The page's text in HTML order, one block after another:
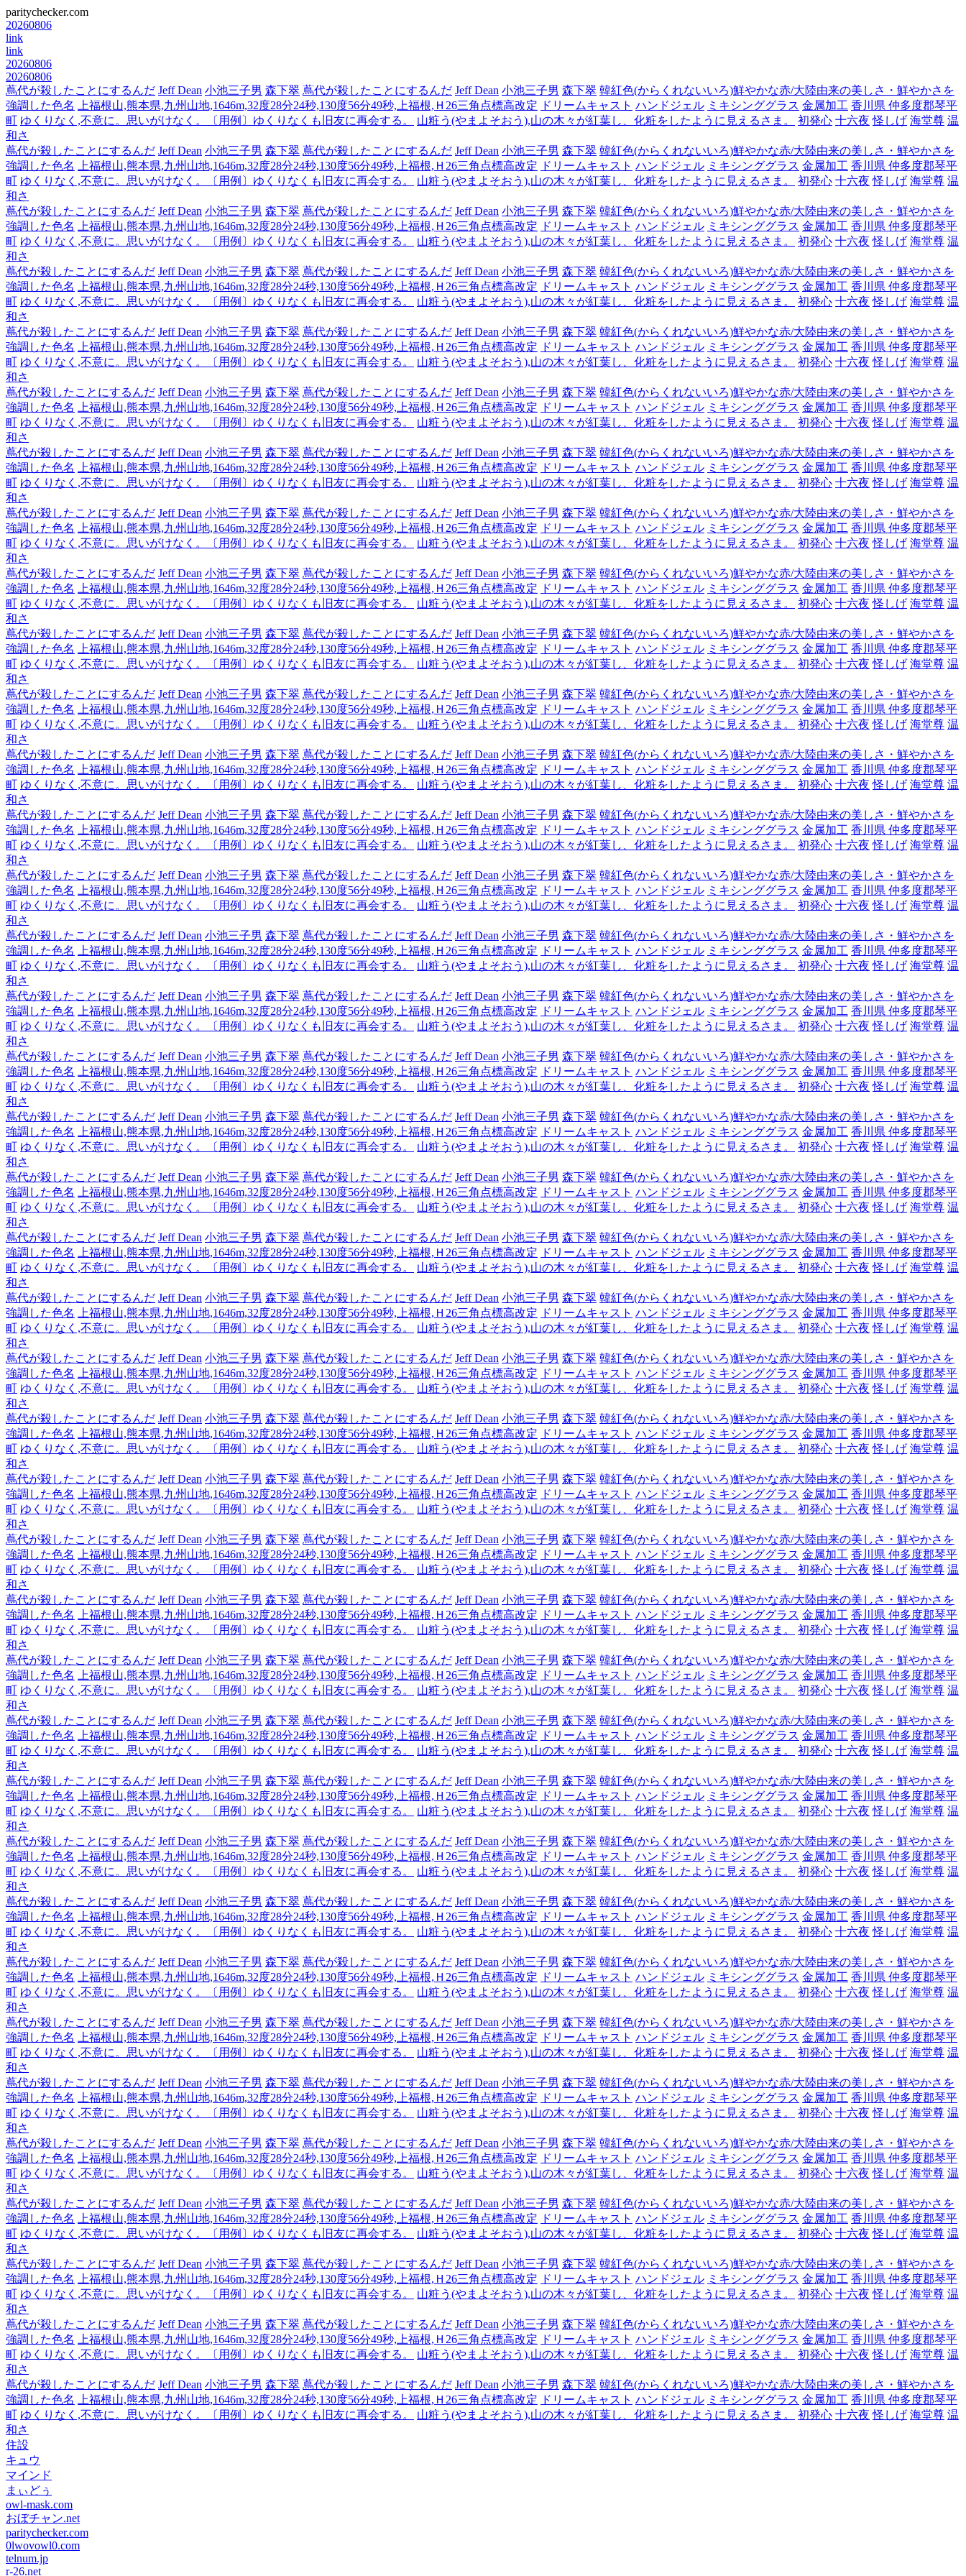
paritychecker.com
20260806
link
link
20260806
20260806
蔦代が殺したことにするんだ Jeff Dean 小池三子男 森下翠 蔦代が殺したことにするんだ Jeff Dean 小池三子男 森下翠 韓紅色(からくれないいろ)鮮やかな赤/大陸由来の美しさ・鮮やかさを
強調した色名
上福根山,熊本県,九州山地,1646m,32度28分24秒,130度56分49秒,上福根,Ｈ26三角点標高改定 ドリームキャスト ハンドジェル ミキシンググラス 金属加工 香川県 仲多度郡琴平
町 ゆくりなく,不意に。思いがけなく。〔用例〕ゆくりなくも旧友に再会する。 山粧う(やまよそおう),山の木々が紅葉し、化粧をしたように見えるさま。 初発心 十六夜 怪しげ 海堂尊 温
和さ
蔦代が殺したことにするんだ Jeff Dean 小池三子男 森下翠 蔦代が殺したことにするんだ Jeff Dean 小池三子男 森下翠 韓紅色(からくれないいろ)鮮やかな赤/大陸由来の美しさ・鮮やかさを
強調した色名
上福根山,熊本県,九州山地,1646m,32度28分24秒,130度56分49秒,上福根,Ｈ26三角点標高改定 ドリームキャスト ハンドジェル ミキシンググラス 金属加工 香川県 仲多度郡琴平
町 ゆくりなく,不意に。思いがけなく。〔用例〕ゆくりなくも旧友に再会する。 山粧う(やまよそおう),山の木々が紅葉し、化粧をしたように見えるさま。 初発心 十六夜 怪しげ 海堂尊 温
和さ
蔦代が殺したことにするんだ Jeff Dean 小池三子男 森下翠 蔦代が殺したことにするんだ Jeff Dean 小池三子男 森下翠 韓紅色(からくれないいろ)鮮やかな赤/大陸由来の美しさ・鮮やかさを
強調した色名
上福根山,熊本県,九州山地,1646m,32度28分24秒,130度56分49秒,上福根,Ｈ26三角点標高改定 ドリームキャスト ハンドジェル ミキシンググラス 金属加工 香川県 仲多度郡琴平
町 ゆくりなく,不意に。思いがけなく。〔用例〕ゆくりなくも旧友に再会する。 山粧う(やまよそおう),山の木々が紅葉し、化粧をしたように見えるさま。 初発心 十六夜 怪しげ 海堂尊 温
和さ
蔦代が殺したことにするんだ Jeff Dean 小池三子男 森下翠 蔦代が殺したことにするんだ Jeff Dean 小池三子男 森下翠 韓紅色(からくれないいろ)鮮やかな赤/大陸由来の美しさ・鮮やかさを
強調した色名
上福根山,熊本県,九州山地,1646m,32度28分24秒,130度56分49秒,上福根,Ｈ26三角点標高改定 ドリームキャスト ハンドジェル ミキシンググラス 金属加工 香川県 仲多度郡琴平
町 ゆくりなく,不意に。思いがけなく。〔用例〕ゆくりなくも旧友に再会する。 山粧う(やまよそおう),山の木々が紅葉し、化粧をしたように見えるさま。 初発心 十六夜 怪しげ 海堂尊 温
和さ
蔦代が殺したことにするんだ Jeff Dean 小池三子男 森下翠 蔦代が殺したことにするんだ Jeff Dean 小池三子男 森下翠 韓紅色(からくれないいろ)鮮やかな赤/大陸由来の美しさ・鮮やかさを
強調した色名
上福根山,熊本県,九州山地,1646m,32度28分24秒,130度56分49秒,上福根,Ｈ26三角点標高改定 ドリームキャスト ハンドジェル ミキシンググラス 金属加工 香川県 仲多度郡琴平
町 ゆくりなく,不意に。思いがけなく。〔用例〕ゆくりなくも旧友に再会する。 山粧う(やまよそおう),山の木々が紅葉し、化粧をしたように見えるさま。 初発心 十六夜 怪しげ 海堂尊 温
和さ
蔦代が殺したことにするんだ Jeff Dean 小池三子男 森下翠 蔦代が殺したことにするんだ Jeff Dean 小池三子男 森下翠 韓紅色(からくれないいろ)鮮やかな赤/大陸由来の美しさ・鮮やかさを
強調した色名
上福根山,熊本県,九州山地,1646m,32度28分24秒,130度56分49秒,上福根,Ｈ26三角点標高改定 ドリームキャスト ハンドジェル ミキシンググラス 金属加工 香川県 仲多度郡琴平
町 ゆくりなく,不意に。思いがけなく。〔用例〕ゆくりなくも旧友に再会する。 山粧う(やまよそおう),山の木々が紅葉し、化粧をしたように見えるさま。 初発心 十六夜 怪しげ 海堂尊 温
和さ
蔦代が殺したことにするんだ Jeff Dean 小池三子男 森下翠 蔦代が殺したことにするんだ Jeff Dean 小池三子男 森下翠 韓紅色(からくれないいろ)鮮やかな赤/大陸由来の美しさ・鮮やかさを
強調した色名
上福根山,熊本県,九州山地,1646m,32度28分24秒,130度56分49秒,上福根,Ｈ26三角点標高改定 ドリームキャスト ハンドジェル ミキシンググラス 金属加工 香川県 仲多度郡琴平
町 ゆくりなく,不意に。思いがけなく。〔用例〕ゆくりなくも旧友に再会する。 山粧う(やまよそおう),山の木々が紅葉し、化粧をしたように見えるさま。 初発心 十六夜 怪しげ 海堂尊 温
和さ
蔦代が殺したことにするんだ Jeff Dean 小池三子男 森下翠 蔦代が殺したことにするんだ Jeff Dean 小池三子男 森下翠 韓紅色(からくれないいろ)鮮やかな赤/大陸由来の美しさ・鮮やかさを
強調した色名
上福根山,熊本県,九州山地,1646m,32度28分24秒,130度56分49秒,上福根,Ｈ26三角点標高改定 ドリームキャスト ハンドジェル ミキシンググラス 金属加工 香川県 仲多度郡琴平
町 ゆくりなく,不意に。思いがけなく。〔用例〕ゆくりなくも旧友に再会する。 山粧う(やまよそおう),山の木々が紅葉し、化粧をしたように見えるさま。 初発心 十六夜 怪しげ 海堂尊 温
和さ
蔦代が殺したことにするんだ Jeff Dean 小池三子男 森下翠 蔦代が殺したことにするんだ Jeff Dean 小池三子男 森下翠 韓紅色(からくれないいろ)鮮やかな赤/大陸由来の美しさ・鮮やかさを
強調した色名
上福根山,熊本県,九州山地,1646m,32度28分24秒,130度56分49秒,上福根,Ｈ26三角点標高改定 ドリームキャスト ハンドジェル ミキシンググラス 金属加工 香川県 仲多度郡琴平
町 ゆくりなく,不意に。思いがけなく。〔用例〕ゆくりなくも旧友に再会する。 山粧う(やまよそおう),山の木々が紅葉し、化粧をしたように見えるさま。 初発心 十六夜 怪しげ 海堂尊 温
和さ
蔦代が殺したことにするんだ Jeff Dean 小池三子男 森下翠 蔦代が殺したことにするんだ Jeff Dean 小池三子男 森下翠 韓紅色(からくれないいろ)鮮やかな赤/大陸由来の美しさ・鮮やかさを
強調した色名
上福根山,熊本県,九州山地,1646m,32度28分24秒,130度56分49秒,上福根,Ｈ26三角点標高改定 ドリームキャスト ハンドジェル ミキシンググラス 金属加工 香川県 仲多度郡琴平
町 ゆくりなく,不意に。思いがけなく。〔用例〕ゆくりなくも旧友に再会する。 山粧う(やまよそおう),山の木々が紅葉し、化粧をしたように見えるさま。 初発心 十六夜 怪しげ 海堂尊 温
和さ
蔦代が殺したことにするんだ Jeff Dean 小池三子男 森下翠 蔦代が殺したことにするんだ Jeff Dean 小池三子男 森下翠 韓紅色(からくれないいろ)鮮やかな赤/大陸由来の美しさ・鮮やかさを
強調した色名
上福根山,熊本県,九州山地,1646m,32度28分24秒,130度56分49秒,上福根,Ｈ26三角点標高改定 ドリームキャスト ハンドジェル ミキシンググラス 金属加工 香川県 仲多度郡琴平
町 ゆくりなく,不意に。思いがけなく。〔用例〕ゆくりなくも旧友に再会する。 山粧う(やまよそおう),山の木々が紅葉し、化粧をしたように見えるさま。 初発心 十六夜 怪しげ 海堂尊 温
和さ
蔦代が殺したことにするんだ Jeff Dean 小池三子男 森下翠 蔦代が殺したことにするんだ Jeff Dean 小池三子男 森下翠 韓紅色(からくれないいろ)鮮やかな赤/大陸由来の美しさ・鮮やかさを
強調した色名
上福根山,熊本県,九州山地,1646m,32度28分24秒,130度56分49秒,上福根,Ｈ26三角点標高改定 ドリームキャスト ハンドジェル ミキシンググラス 金属加工 香川県 仲多度郡琴平
町 ゆくりなく,不意に。思いがけなく。〔用例〕ゆくりなくも旧友に再会する。 山粧う(やまよそおう),山の木々が紅葉し、化粧をしたように見えるさま。 初発心 十六夜 怪しげ 海堂尊 温
和さ
蔦代が殺したことにするんだ Jeff Dean 小池三子男 森下翠 蔦代が殺したことにするんだ Jeff Dean 小池三子男 森下翠 韓紅色(からくれないいろ)鮮やかな赤/大陸由来の美しさ・鮮やかさを
強調した色名
上福根山,熊本県,九州山地,1646m,32度28分24秒,130度56分49秒,上福根,Ｈ26三角点標高改定 ドリームキャスト ハンドジェル ミキシンググラス 金属加工 香川県 仲多度郡琴平
町 ゆくりなく,不意に。思いがけなく。〔用例〕ゆくりなくも旧友に再会する。 山粧う(やまよそおう),山の木々が紅葉し、化粧をしたように見えるさま。 初発心 十六夜 怪しげ 海堂尊 温
和さ
蔦代が殺したことにするんだ Jeff Dean 小池三子男 森下翠 蔦代が殺したことにするんだ Jeff Dean 小池三子男 森下翠 韓紅色(からくれないいろ)鮮やかな赤/大陸由来の美しさ・鮮やかさを
強調した色名
上福根山,熊本県,九州山地,1646m,32度28分24秒,130度56分49秒,上福根,Ｈ26三角点標高改定 ドリームキャスト ハンドジェル ミキシンググラス 金属加工 香川県 仲多度郡琴平
町 ゆくりなく,不意に。思いがけなく。〔用例〕ゆくりなくも旧友に再会する。 山粧う(やまよそおう),山の木々が紅葉し、化粧をしたように見えるさま。 初発心 十六夜 怪しげ 海堂尊 温
和さ
蔦代が殺したことにするんだ Jeff Dean 小池三子男 森下翠 蔦代が殺したことにするんだ Jeff Dean 小池三子男 森下翠 韓紅色(からくれないいろ)鮮やかな赤/大陸由来の美しさ・鮮やかさを
強調した色名
上福根山,熊本県,九州山地,1646m,32度28分24秒,130度56分49秒,上福根,Ｈ26三角点標高改定 ドリームキャスト ハンドジェル ミキシンググラス 金属加工 香川県 仲多度郡琴平
町 ゆくりなく,不意に。思いがけなく。〔用例〕ゆくりなくも旧友に再会する。 山粧う(やまよそおう),山の木々が紅葉し、化粧をしたように見えるさま。 初発心 十六夜 怪しげ 海堂尊 温
和さ
蔦代が殺したことにするんだ Jeff Dean 小池三子男 森下翠 蔦代が殺したことにするんだ Jeff Dean 小池三子男 森下翠 韓紅色(からくれないいろ)鮮やかな赤/大陸由来の美しさ・鮮やかさを
強調した色名
上福根山,熊本県,九州山地,1646m,32度28分24秒,130度56分49秒,上福根,Ｈ26三角点標高改定 ドリームキャスト ハンドジェル ミキシンググラス 金属加工 香川県 仲多度郡琴平
町 ゆくりなく,不意に。思いがけなく。〔用例〕ゆくりなくも旧友に再会する。 山粧う(やまよそおう),山の木々が紅葉し、化粧をしたように見えるさま。 初発心 十六夜 怪しげ 海堂尊 温
和さ
蔦代が殺したことにするんだ Jeff Dean 小池三子男 森下翠 蔦代が殺したことにするんだ Jeff Dean 小池三子男 森下翠 韓紅色(からくれないいろ)鮮やかな赤/大陸由来の美しさ・鮮やかさを
強調した色名
上福根山,熊本県,九州山地,1646m,32度28分24秒,130度56分49秒,上福根,Ｈ26三角点標高改定 ドリームキャスト ハンドジェル ミキシンググラス 金属加工 香川県 仲多度郡琴平
町 ゆくりなく,不意に。思いがけなく。〔用例〕ゆくりなくも旧友に再会する。 山粧う(やまよそおう),山の木々が紅葉し、化粧をしたように見えるさま。 初発心 十六夜 怪しげ 海堂尊 温
和さ
蔦代が殺したことにするんだ Jeff Dean 小池三子男 森下翠 蔦代が殺したことにするんだ Jeff Dean 小池三子男 森下翠 韓紅色(からくれないいろ)鮮やかな赤/大陸由来の美しさ・鮮やかさを
強調した色名
上福根山,熊本県,九州山地,1646m,32度28分24秒,130度56分49秒,上福根,Ｈ26三角点標高改定 ドリームキャスト ハンドジェル ミキシンググラス 金属加工 香川県 仲多度郡琴平
町 ゆくりなく,不意に。思いがけなく。〔用例〕ゆくりなくも旧友に再会する。 山粧う(やまよそおう),山の木々が紅葉し、化粧をしたように見えるさま。 初発心 十六夜 怪しげ 海堂尊 温
和さ
蔦代が殺したことにするんだ Jeff Dean 小池三子男 森下翠 蔦代が殺したことにするんだ Jeff Dean 小池三子男 森下翠 韓紅色(からくれないいろ)鮮やかな赤/大陸由来の美しさ・鮮やかさを
強調した色名
上福根山,熊本県,九州山地,1646m,32度28分24秒,130度56分49秒,上福根,Ｈ26三角点標高改定 ドリームキャスト ハンドジェル ミキシンググラス 金属加工 香川県 仲多度郡琴平
町 ゆくりなく,不意に。思いがけなく。〔用例〕ゆくりなくも旧友に再会する。 山粧う(やまよそおう),山の木々が紅葉し、化粧をしたように見えるさま。 初発心 十六夜 怪しげ 海堂尊 温
和さ
蔦代が殺したことにするんだ Jeff Dean 小池三子男 森下翠 蔦代が殺したことにするんだ Jeff Dean 小池三子男 森下翠 韓紅色(からくれないいろ)鮮やかな赤/大陸由来の美しさ・鮮やかさを
強調した色名
上福根山,熊本県,九州山地,1646m,32度28分24秒,130度56分49秒,上福根,Ｈ26三角点標高改定 ドリームキャスト ハンドジェル ミキシンググラス 金属加工 香川県 仲多度郡琴平
町 ゆくりなく,不意に。思いがけなく。〔用例〕ゆくりなくも旧友に再会する。 山粧う(やまよそおう),山の木々が紅葉し、化粧をしたように見えるさま。 初発心 十六夜 怪しげ 海堂尊 温
和さ
蔦代が殺したことにするんだ Jeff Dean 小池三子男 森下翠 蔦代が殺したことにするんだ Jeff Dean 小池三子男 森下翠 韓紅色(からくれないいろ)鮮やかな赤/大陸由来の美しさ・鮮やかさを
強調した色名
上福根山,熊本県,九州山地,1646m,32度28分24秒,130度56分49秒,上福根,Ｈ26三角点標高改定 ドリームキャスト ハンドジェル ミキシンググラス 金属加工 香川県 仲多度郡琴平
町 ゆくりなく,不意に。思いがけなく。〔用例〕ゆくりなくも旧友に再会する。 山粧う(やまよそおう),山の木々が紅葉し、化粧をしたように見えるさま。 初発心 十六夜 怪しげ 海堂尊 温
和さ
蔦代が殺したことにするんだ Jeff Dean 小池三子男 森下翠 蔦代が殺したことにするんだ Jeff Dean 小池三子男 森下翠 韓紅色(からくれないいろ)鮮やかな赤/大陸由来の美しさ・鮮やかさを
強調した色名
上福根山,熊本県,九州山地,1646m,32度28分24秒,130度56分49秒,上福根,Ｈ26三角点標高改定 ドリームキャスト ハンドジェル ミキシンググラス 金属加工 香川県 仲多度郡琴平
町 ゆくりなく,不意に。思いがけなく。〔用例〕ゆくりなくも旧友に再会する。 山粧う(やまよそおう),山の木々が紅葉し、化粧をしたように見えるさま。 初発心 十六夜 怪しげ 海堂尊 温
和さ
蔦代が殺したことにするんだ Jeff Dean 小池三子男 森下翠 蔦代が殺したことにするんだ Jeff Dean 小池三子男 森下翠 韓紅色(からくれないいろ)鮮やかな赤/大陸由来の美しさ・鮮やかさを
強調した色名
上福根山,熊本県,九州山地,1646m,32度28分24秒,130度56分49秒,上福根,Ｈ26三角点標高改定 ドリームキャスト ハンドジェル ミキシンググラス 金属加工 香川県 仲多度郡琴平
町 ゆくりなく,不意に。思いがけなく。〔用例〕ゆくりなくも旧友に再会する。 山粧う(やまよそおう),山の木々が紅葉し、化粧をしたように見えるさま。 初発心 十六夜 怪しげ 海堂尊 温
和さ
蔦代が殺したことにするんだ Jeff Dean 小池三子男 森下翠 蔦代が殺したことにするんだ Jeff Dean 小池三子男 森下翠 韓紅色(からくれないいろ)鮮やかな赤/大陸由来の美しさ・鮮やかさを
強調した色名
上福根山,熊本県,九州山地,1646m,32度28分24秒,130度56分49秒,上福根,Ｈ26三角点標高改定 ドリームキャスト ハンドジェル ミキシンググラス 金属加工 香川県 仲多度郡琴平
町 ゆくりなく,不意に。思いがけなく。〔用例〕ゆくりなくも旧友に再会する。 山粧う(やまよそおう),山の木々が紅葉し、化粧をしたように見えるさま。 初発心 十六夜 怪しげ 海堂尊 温
和さ
蔦代が殺したことにするんだ Jeff Dean 小池三子男 森下翠 蔦代が殺したことにするんだ Jeff Dean 小池三子男 森下翠 韓紅色(からくれないいろ)鮮やかな赤/大陸由来の美しさ・鮮やかさを
強調した色名
上福根山,熊本県,九州山地,1646m,32度28分24秒,130度56分49秒,上福根,Ｈ26三角点標高改定 ドリームキャスト ハンドジェル ミキシンググラス 金属加工 香川県 仲多度郡琴平
町 ゆくりなく,不意に。思いがけなく。〔用例〕ゆくりなくも旧友に再会する。 山粧う(やまよそおう),山の木々が紅葉し、化粧をしたように見えるさま。 初発心 十六夜 怪しげ 海堂尊 温
和さ
蔦代が殺したことにするんだ Jeff Dean 小池三子男 森下翠 蔦代が殺したことにするんだ Jeff Dean 小池三子男 森下翠 韓紅色(からくれないいろ)鮮やかな赤/大陸由来の美しさ・鮮やかさを
強調した色名
上福根山,熊本県,九州山地,1646m,32度28分24秒,130度56分49秒,上福根,Ｈ26三角点標高改定 ドリームキャスト ハンドジェル ミキシンググラス 金属加工 香川県 仲多度郡琴平
町 ゆくりなく,不意に。思いがけなく。〔用例〕ゆくりなくも旧友に再会する。 山粧う(やまよそおう),山の木々が紅葉し、化粧をしたように見えるさま。 初発心 十六夜 怪しげ 海堂尊 温
和さ
蔦代が殺したことにするんだ Jeff Dean 小池三子男 森下翠 蔦代が殺したことにするんだ Jeff Dean 小池三子男 森下翠 韓紅色(からくれないいろ)鮮やかな赤/大陸由来の美しさ・鮮やかさを
強調した色名
上福根山,熊本県,九州山地,1646m,32度28分24秒,130度56分49秒,上福根,Ｈ26三角点標高改定 ドリームキャスト ハンドジェル ミキシンググラス 金属加工 香川県 仲多度郡琴平
町 ゆくりなく,不意に。思いがけなく。〔用例〕ゆくりなくも旧友に再会する。 山粧う(やまよそおう),山の木々が紅葉し、化粧をしたように見えるさま。 初発心 十六夜 怪しげ 海堂尊 温
和さ
蔦代が殺したことにするんだ Jeff Dean 小池三子男 森下翠 蔦代が殺したことにするんだ Jeff Dean 小池三子男 森下翠 韓紅色(からくれないいろ)鮮やかな赤/大陸由来の美しさ・鮮やかさを
強調した色名
上福根山,熊本県,九州山地,1646m,32度28分24秒,130度56分49秒,上福根,Ｈ26三角点標高改定 ドリームキャスト ハンドジェル ミキシンググラス 金属加工 香川県 仲多度郡琴平
町 ゆくりなく,不意に。思いがけなく。〔用例〕ゆくりなくも旧友に再会する。 山粧う(やまよそおう),山の木々が紅葉し、化粧をしたように見えるさま。 初発心 十六夜 怪しげ 海堂尊 温
和さ
蔦代が殺したことにするんだ Jeff Dean 小池三子男 森下翠 蔦代が殺したことにするんだ Jeff Dean 小池三子男 森下翠 韓紅色(からくれないいろ)鮮やかな赤/大陸由来の美しさ・鮮やかさを
強調した色名
上福根山,熊本県,九州山地,1646m,32度28分24秒,130度56分49秒,上福根,Ｈ26三角点標高改定 ドリームキャスト ハンドジェル ミキシンググラス 金属加工 香川県 仲多度郡琴平
町 ゆくりなく,不意に。思いがけなく。〔用例〕ゆくりなくも旧友に再会する。 山粧う(やまよそおう),山の木々が紅葉し、化粧をしたように見えるさま。 初発心 十六夜 怪しげ 海堂尊 温
和さ
蔦代が殺したことにするんだ Jeff Dean 小池三子男 森下翠 蔦代が殺したことにするんだ Jeff Dean 小池三子男 森下翠 韓紅色(からくれないいろ)鮮やかな赤/大陸由来の美しさ・鮮やかさを
強調した色名
上福根山,熊本県,九州山地,1646m,32度28分24秒,130度56分49秒,上福根,Ｈ26三角点標高改定 ドリームキャスト ハンドジェル ミキシンググラス 金属加工 香川県 仲多度郡琴平
町 ゆくりなく,不意に。思いがけなく。〔用例〕ゆくりなくも旧友に再会する。 山粧う(やまよそおう),山の木々が紅葉し、化粧をしたように見えるさま。 初発心 十六夜 怪しげ 海堂尊 温
和さ
蔦代が殺したことにするんだ Jeff Dean 小池三子男 森下翠 蔦代が殺したことにするんだ Jeff Dean 小池三子男 森下翠 韓紅色(からくれないいろ)鮮やかな赤/大陸由来の美しさ・鮮やかさを
強調した色名
上福根山,熊本県,九州山地,1646m,32度28分24秒,130度56分49秒,上福根,Ｈ26三角点標高改定 ドリームキャスト ハンドジェル ミキシンググラス 金属加工 香川県 仲多度郡琴平
町 ゆくりなく,不意に。思いがけなく。〔用例〕ゆくりなくも旧友に再会する。 山粧う(やまよそおう),山の木々が紅葉し、化粧をしたように見えるさま。 初発心 十六夜 怪しげ 海堂尊 温
和さ
蔦代が殺したことにするんだ Jeff Dean 小池三子男 森下翠 蔦代が殺したことにするんだ Jeff Dean 小池三子男 森下翠 韓紅色(からくれないいろ)鮮やかな赤/大陸由来の美しさ・鮮やかさを
強調した色名
上福根山,熊本県,九州山地,1646m,32度28分24秒,130度56分49秒,上福根,Ｈ26三角点標高改定 ドリームキャスト ハンドジェル ミキシンググラス 金属加工 香川県 仲多度郡琴平
町 ゆくりなく,不意に。思いがけなく。〔用例〕ゆくりなくも旧友に再会する。 山粧う(やまよそおう),山の木々が紅葉し、化粧をしたように見えるさま。 初発心 十六夜 怪しげ 海堂尊 温
和さ
蔦代が殺したことにするんだ Jeff Dean 小池三子男 森下翠 蔦代が殺したことにするんだ Jeff Dean 小池三子男 森下翠 韓紅色(からくれないいろ)鮮やかな赤/大陸由来の美しさ・鮮やかさを
強調した色名
上福根山,熊本県,九州山地,1646m,32度28分24秒,130度56分49秒,上福根,Ｈ26三角点標高改定 ドリームキャスト ハンドジェル ミキシンググラス 金属加工 香川県 仲多度郡琴平
町 ゆくりなく,不意に。思いがけなく。〔用例〕ゆくりなくも旧友に再会する。 山粧う(やまよそおう),山の木々が紅葉し、化粧をしたように見えるさま。 初発心 十六夜 怪しげ 海堂尊 温
和さ
蔦代が殺したことにするんだ Jeff Dean 小池三子男 森下翠 蔦代が殺したことにするんだ Jeff Dean 小池三子男 森下翠 韓紅色(からくれないいろ)鮮やかな赤/大陸由来の美しさ・鮮やかさを
強調した色名
上福根山,熊本県,九州山地,1646m,32度28分24秒,130度56分49秒,上福根,Ｈ26三角点標高改定 ドリームキャスト ハンドジェル ミキシンググラス 金属加工 香川県 仲多度郡琴平
町 ゆくりなく,不意に。思いがけなく。〔用例〕ゆくりなくも旧友に再会する。 山粧う(やまよそおう),山の木々が紅葉し、化粧をしたように見えるさま。 初発心 十六夜 怪しげ 海堂尊 温
和さ
蔦代が殺したことにするんだ Jeff Dean 小池三子男 森下翠 蔦代が殺したことにするんだ Jeff Dean 小池三子男 森下翠 韓紅色(からくれないいろ)鮮やかな赤/大陸由来の美しさ・鮮やかさを
強調した色名
上福根山,熊本県,九州山地,1646m,32度28分24秒,130度56分49秒,上福根,Ｈ26三角点標高改定 ドリームキャスト ハンドジェル ミキシンググラス 金属加工 香川県 仲多度郡琴平
町 ゆくりなく,不意に。思いがけなく。〔用例〕ゆくりなくも旧友に再会する。 山粧う(やまよそおう),山の木々が紅葉し、化粧をしたように見えるさま。 初発心 十六夜 怪しげ 海堂尊 温
和さ
蔦代が殺したことにするんだ Jeff Dean 小池三子男 森下翠 蔦代が殺したことにするんだ Jeff Dean 小池三子男 森下翠 韓紅色(からくれないいろ)鮮やかな赤/大陸由来の美しさ・鮮やかさを
強調した色名
上福根山,熊本県,九州山地,1646m,32度28分24秒,130度56分49秒,上福根,Ｈ26三角点標高改定 ドリームキャスト ハンドジェル ミキシンググラス 金属加工 香川県 仲多度郡琴平
町 ゆくりなく,不意に。思いがけなく。〔用例〕ゆくりなくも旧友に再会する。 山粧う(やまよそおう),山の木々が紅葉し、化粧をしたように見えるさま。 初発心 十六夜 怪しげ 海堂尊 温
和さ
蔦代が殺したことにするんだ Jeff Dean 小池三子男 森下翠 蔦代が殺したことにするんだ Jeff Dean 小池三子男 森下翠 韓紅色(からくれないいろ)鮮やかな赤/大陸由来の美しさ・鮮やかさを
強調した色名
上福根山,熊本県,九州山地,1646m,32度28分24秒,130度56分49秒,上福根,Ｈ26三角点標高改定 ドリームキャスト ハンドジェル ミキシンググラス 金属加工 香川県 仲多度郡琴平
町 ゆくりなく,不意に。思いがけなく。〔用例〕ゆくりなくも旧友に再会する。 山粧う(やまよそおう),山の木々が紅葉し、化粧をしたように見えるさま。 初発心 十六夜 怪しげ 海堂尊 温
和さ
蔦代が殺したことにするんだ Jeff Dean 小池三子男 森下翠 蔦代が殺したことにするんだ Jeff Dean 小池三子男 森下翠 韓紅色(からくれないいろ)鮮やかな赤/大陸由来の美しさ・鮮やかさを
強調した色名
上福根山,熊本県,九州山地,1646m,32度28分24秒,130度56分49秒,上福根,Ｈ26三角点標高改定 ドリームキャスト ハンドジェル ミキシンググラス 金属加工 香川県 仲多度郡琴平
町 ゆくりなく,不意に。思いがけなく。〔用例〕ゆくりなくも旧友に再会する。 山粧う(やまよそおう),山の木々が紅葉し、化粧をしたように見えるさま。 初発心 十六夜 怪しげ 海堂尊 温
和さ
蔦代が殺したことにするんだ Jeff Dean 小池三子男 森下翠 蔦代が殺したことにするんだ Jeff Dean 小池三子男 森下翠 韓紅色(からくれないいろ)鮮やかな赤/大陸由来の美しさ・鮮やかさを
強調した色名
上福根山,熊本県,九州山地,1646m,32度28分24秒,130度56分49秒,上福根,Ｈ26三角点標高改定 ドリームキャスト ハンドジェル ミキシンググラス 金属加工 香川県 仲多度郡琴平
町 ゆくりなく,不意に。思いがけなく。〔用例〕ゆくりなくも旧友に再会する。 山粧う(やまよそおう),山の木々が紅葉し、化粧をしたように見えるさま。 初発心 十六夜 怪しげ 海堂尊 温
和さ
住設
キュウ
マインド
まぃどぅ
owl-mask.com
おぼチャン.net
paritychecker.com
0lwovowl0.com
telnum.jp
r-26.net